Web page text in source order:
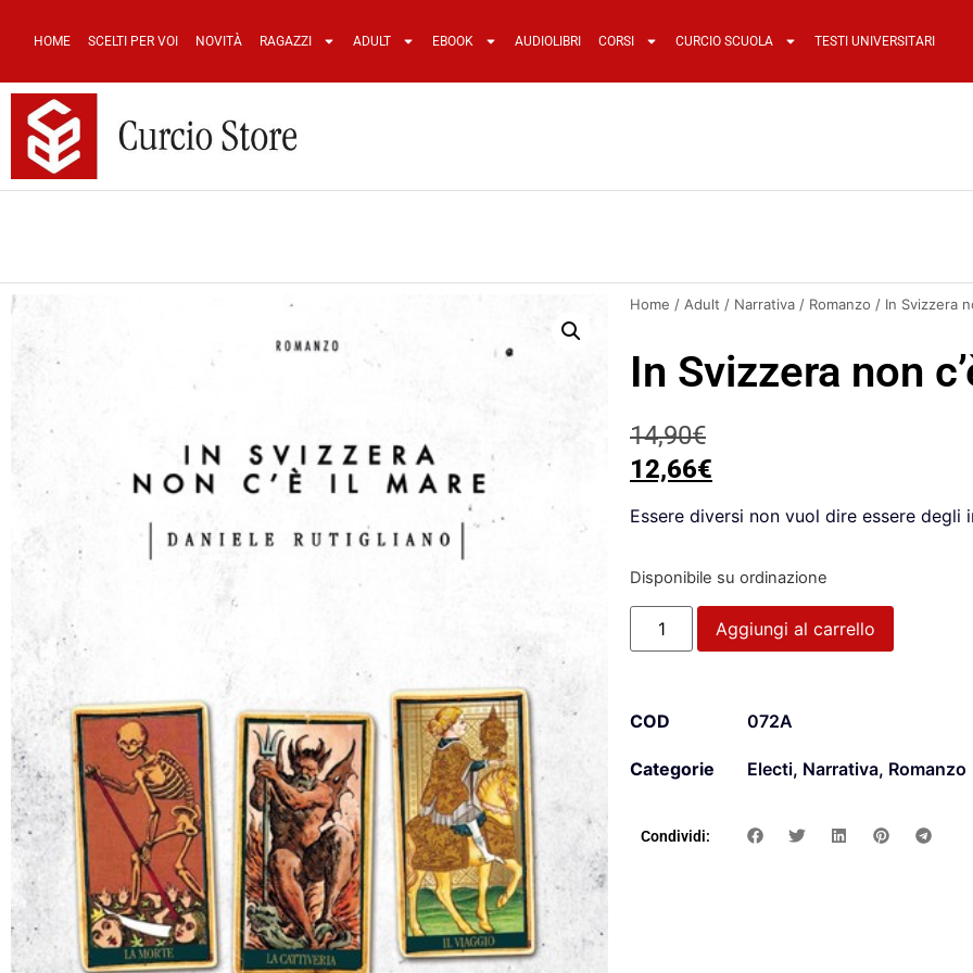
HOME SCELTI PER VOI NOVITÀ RAGAZZI ADULT EBOOK AUDIOLIBRI CORSI CURCIO SCUOLA TESTI UNIVERSITARI
Home / Adult / Narrativa / Romanzo / In Svizzera
In Svizzera non
14,90€
12,66€
Essere diversi non vuol dire essere degli
Disponibile su ordinazione
Aggiungi al carrello
COD 072A
Categorie Electi, Narrativa, Romanzo
Condividi: